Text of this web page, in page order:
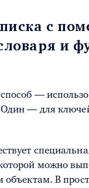
с
и
—
Один — для
можно
объектам. В